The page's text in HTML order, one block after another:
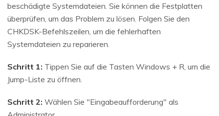
beschädigte Systemdateien. Sie können die Festplatten
überprüfen, um das Problem zu lösen. Folgen Sie den
CHKDSK-Befehlszeilen, um die fehlerhaften
Systemdateien zu reparieren.
Schritt 1: Tippen Sie auf die Tasten Windows + R, um die
Jump-Liste zu öffnen.
Schritt 2: Wählen Sie "Eingabeaufforderung" als